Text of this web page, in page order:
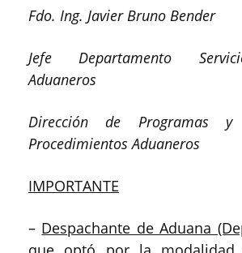
Fdo. Ing. Javier Bruno Bender
Jefe Departamento
Aduaneros
Dirección de Programas
Procedimientos Aduaneros
IMPORTANTE
– Despachante de Aduana